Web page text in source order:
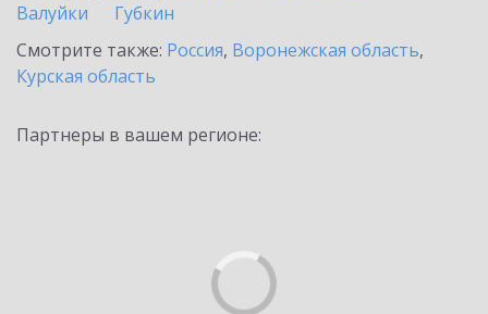
Валуйки
Губкин
Смотрите также: Россия, Воронежская область,
Курская область
Партнеры в вашем регионе: